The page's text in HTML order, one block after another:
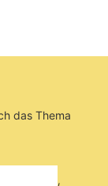
das Thema